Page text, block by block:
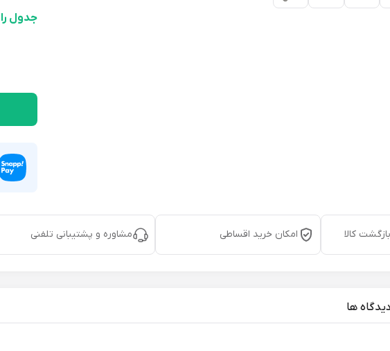
جدول
کالا امکان خرید اقساطی مشاوره و پشتیبانی تلفنی
دیدگاه ها